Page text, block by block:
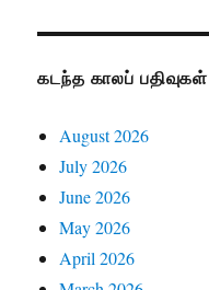
கடந்த காலப் பதிவுகள்
August 2026
July 2026
June 2026
May 2026
April 2026